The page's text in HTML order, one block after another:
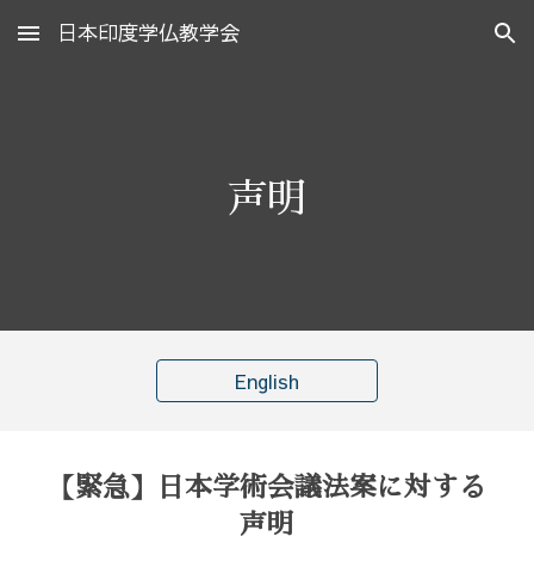
Skip to main content Skip to navigation
日本印度学仏教学会
声明
English
【緊急】日本学術会議法案に対する
声明